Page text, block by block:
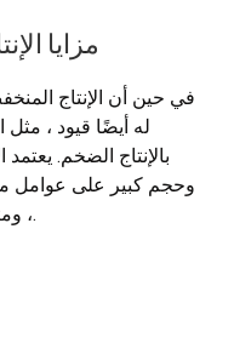
مزايا
في حين أن الإنتاج
له أيضًا قيود ، مثل
بالإنتاج الضخم.
وحجم كبير على عوامل
، ومتطلبات التخصيص ، واعتبارات التكلفة.